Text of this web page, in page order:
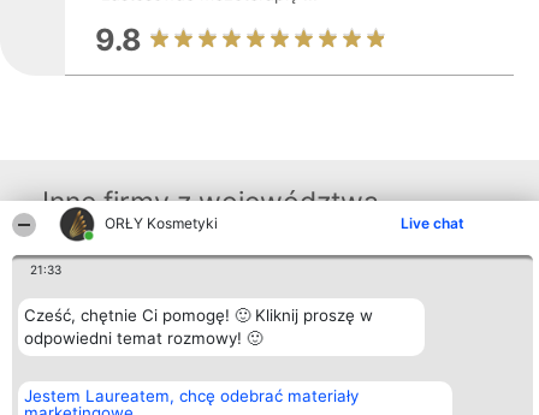
ORŁY Kosmetyki Live chat
21:33
Cześć, chętnie Ci pomogę! 🙂 Kliknij proszę w
odpowiedni temat rozmowy! 🙂
Jestem Laureatem, chcę odebrać materiały
9.8
Inne firmy z województwa
Bright Side Solutions sp. z o.
o. sp. k.
ul. Ruska 22
Wrocław 50-079
381313360 | NIP 8943132676
+48 508 492 400
Laureaci
Lista
wszystkich
Laureatów
Regulamin
Polityka
Articles
List of